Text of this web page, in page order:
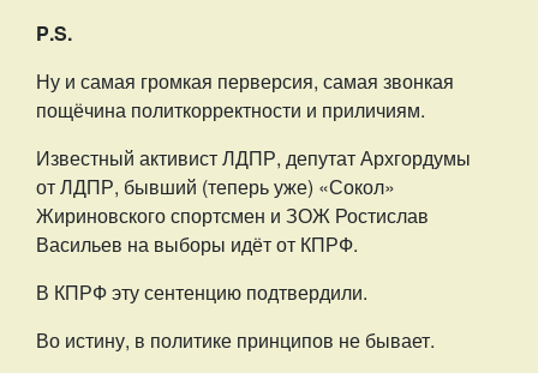
P.S.
Ну и самая громкая перверсия, самая звонкая
пощёчина политкорректности и приличиям.
Известный активист ЛДПР, депутат Архгордумы
от ЛДПР, бывший (теперь уже) «Сокол»
Жириновского спортсмен и ЗОЖ Ростислав
Васильев на выборы идёт от КПРФ.
В КПРФ эту сентенцию подтвердили.
Во истину, в политике принципов не бывает.